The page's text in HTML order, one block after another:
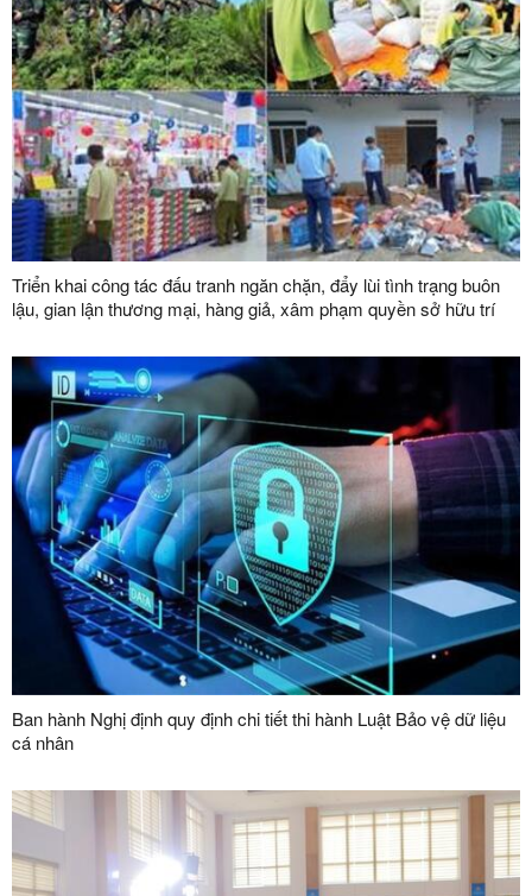
Triển khai công tác đấu tranh ngăn chặn, đẩy lùi tình trạng buôn
lậu, gian lận thương mại, hàng giả, xâm phạm quyền sở hữu trí
Ban hành Nghị định quy định chi tiết thi hành Luật Bảo vệ dữ liệu
cá nhân